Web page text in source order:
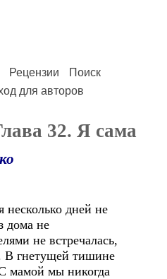
Рецензии
Поиск
для авторов
32. Я сама
дней не
дома не
не встречалась,
В гнетущей тишине
мамой мы никогда